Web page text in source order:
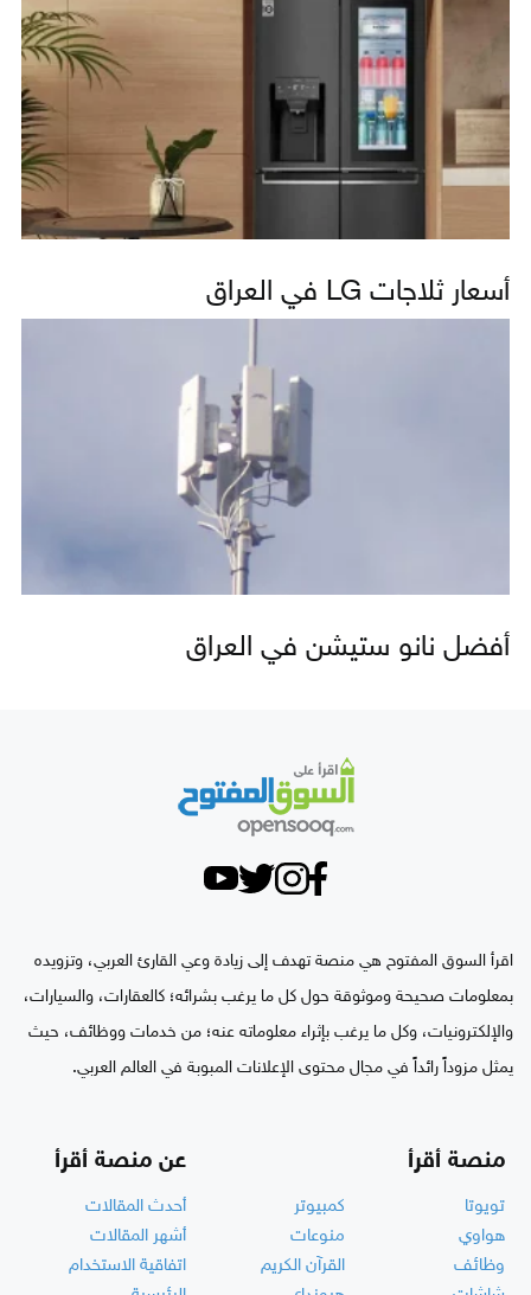
أسعار ثلاجات LG في العراق
أفضل نانو ستيشن في العراق
اقرأ السوق المفتوح هي منصة تهدف إلى زيادة وعي القارئ العربي، وتزويده
بمعلومات صحيحة وموثوقة حول كل ما يرغب بشرائه؛ كالعقارات، والسيارات،
والإلكترونيات، وكل ما يرغب بإثراء معلوماته عنه؛ من خدمات ووظائف، حيث
يمثل مزوداً رائداً في مجال محتوى الإعلانات المبوبة في العالم العربي.
منصة أقرأ
تويوتا
كمبيوتر
هواوي
منوعات
وظائف
القرآن الكريم
عن منصة أقرأ
أحدث المقالات
أشهر المقالات
اتفاقية الاستخدام